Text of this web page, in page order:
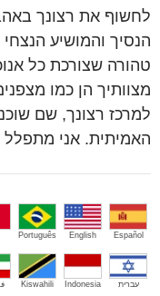
לחשוף את רצונך
הנסיך והמושיע
טהורה שצורכת כל
מצוותיך הן כמו
למרכז רצונך, שם
האמיתית. אני
Español
English
Português
עברית Indonesia
Kiswahili